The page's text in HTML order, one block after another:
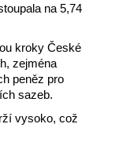
na 5,74
kroky České
zejména
peněz pro
sazeb.
vysoko, což